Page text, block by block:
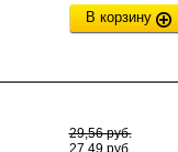
В корзину
29,56 руб.
27,49 руб.